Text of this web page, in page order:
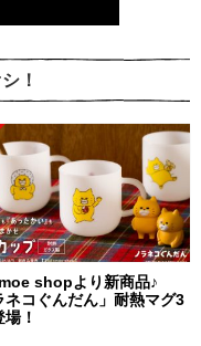
！
shopより新商品♪
ネコぐんだん」耐熱マグ3
！